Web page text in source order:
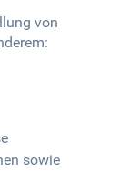
von
sowie